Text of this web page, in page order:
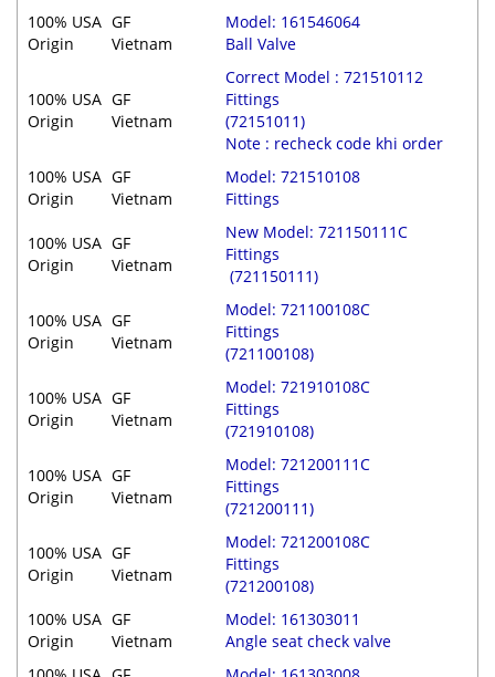
100% USA
Origin
GF
Vietnam
Model: 161546064
Ball Valve
100% USA
Origin
GF
Vietnam
Correct Model : 721510112
Fittings
(72151011)
Note : recheck code khi order
100% USA
Origin
GF
Vietnam
Model: 721510108
Fittings
100% USA
Origin
GF
Vietnam
New Model: 721150111C
Fittings
(721150111)
100% USA
Origin
GF
Vietnam
Model: 721100108C
Fittings
(721100108)
100% USA
Origin
GF
Vietnam
Model: 721910108C
Fittings
(721910108)
100% USA
Origin
GF
Vietnam
Model: 721200111C
Fittings
(721200111)
100% USA
Origin
GF
Vietnam
Model: 721200108C
Fittings
(721200108)
100% USA
Origin
GF
Vietnam
Model: 161303011
Angle seat check valve